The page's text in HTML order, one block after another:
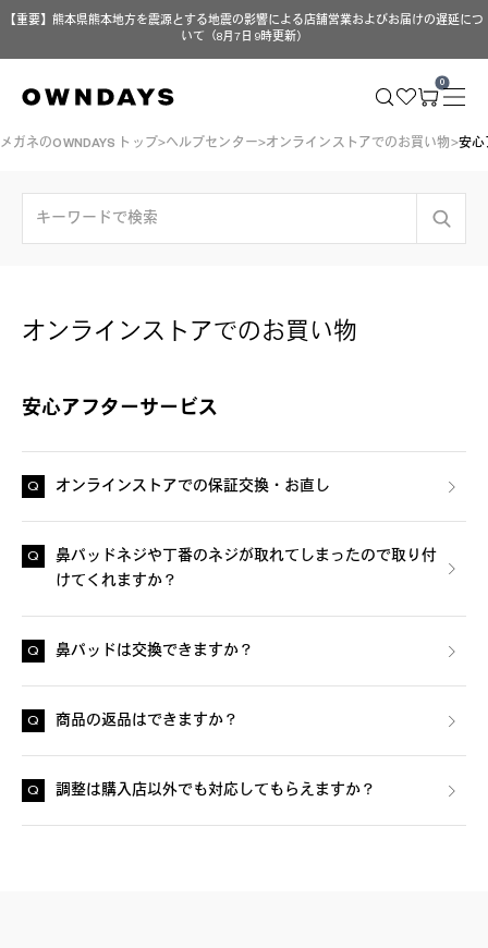
【重要】熊本県熊本地方を震源とする地震の影響による店舗営業およびお届けの遅延につ
いて（8月7日 9時更新）
0
メガネのOWNDAYS トップ ヘルプセンター オンラインストアでのお買い物 安心
オンラインストアでのお買い物
安心アフターサービス
オンラインストアでの保証交換・お直し
鼻パッドネジや丁番のネジが取れてしまったので取り付
けてくれますか？
鼻パッドは交換できますか？
商品の返品はできますか？
調整は購入店以外でも対応してもらえますか？